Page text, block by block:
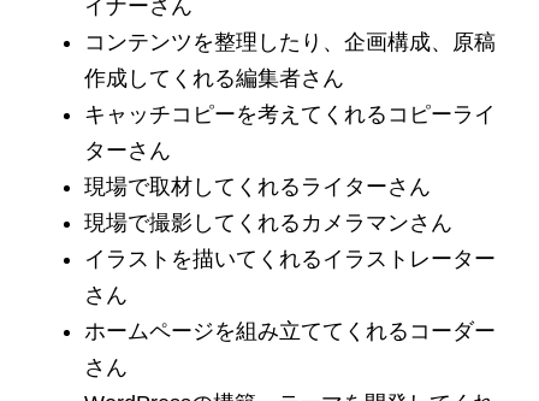
イナーさん
コンテンツを整理したり、企画構成、原稿
作成してくれる編集者さん
キャッチコピーを考えてくれるコピーライ
ターさん
現場で取材してくれるライターさん
現場で撮影してくれるカメラマンさん
イラストを描いてくれるイラストレーター
さん
ホームページを組み立ててくれるコーダー
さん